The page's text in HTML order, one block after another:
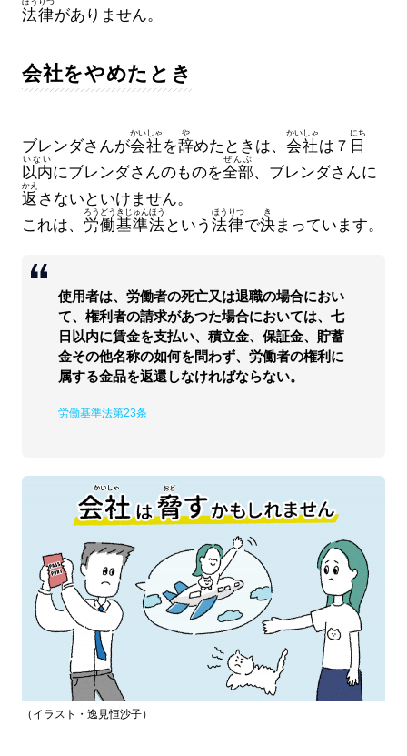
法律
ほうりつ
がありません。
会社をやめたとき
ブレンダさんが会社
かいしゃ
を辞
や
めたときは、 会社
かいしゃ
は７ 日
にち
以内
いない
にブレンダさんのものを全部
ぜんぶ
、ブレンダさんに
返
かえ
さないといけません。
これは、 労働
ろうどう
基準法
きじゅんほう
という 法律
ほうりつ
で決
き
まっています。
使用者は、労働者の死亡又は退職の場合におい
て、権利者の請求があつた場合においては、七
日以内に賃金を支払い、積立金、保証金、貯蓄
金その他名称の如何を問わず、労働者の権利に
属する金品を返還しなければならない。
労働基準法第23条
（イラスト・逸見恒沙子）